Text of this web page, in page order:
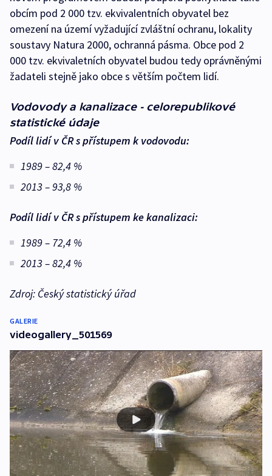
obcím pod 2 000 tzv. ekvivalentních obyvatel bez
omezení na území vyžadující zvláštní ochranu, lokality
soustavy Natura 2000, ochranná pásma. Obce pod 2
000 tzv. ekvivaletních obyvatel budou tedy oprávněnými
žadateli stejně jako obce s větším počtem lidí.
Vodovody a kanalizace - celorepublikové
statistické údaje
Podíl lidí v ČR s přístupem k vodovodu:
1989 – 82,4 %
2013 – 93,8 %
Podíl lidí v ČR s přístupem ke kanalizaci:
1989 – 72,4 %
2013 – 82,4 %
Zdroj: Český statistický úřad
GALERIE
videogallery_501569